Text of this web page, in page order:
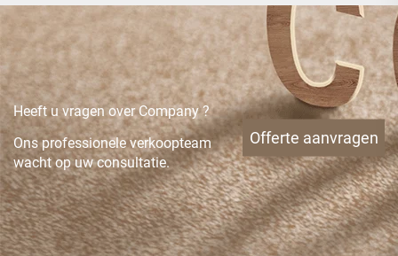
Heeft u vragen over Company ?
Ons professionele verkoopteam
wacht op uw consultatie.
Offerte aanvragen